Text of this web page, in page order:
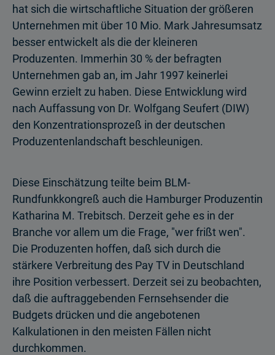
hat sich die wirtschaftliche Situation der größeren
Unternehmen mit über 10 Mio. Mark Jahresumsatz
besser entwickelt als die der kleineren
Produzenten. Immerhin 30 % der befragten
Unternehmen gab an, im Jahr 1997 keinerlei
Gewinn erzielt zu haben. Diese Entwicklung wird
nach Auffassung von Dr. Wolfgang Seufert (DIW)
den Konzentrationsprozeß in der deutschen
Produzentenlandschaft beschleunigen.
Diese Einschätzung teilte beim BLM-
Rundfunkkongreß auch die Hamburger Produzentin
Katharina M. Trebitsch. Derzeit gehe es in der
Branche vor allem um die Frage, "wer frißt wen".
Die Produzenten hoffen, daß sich durch die
stärkere Verbreitung des Pay TV in Deutschland
ihre Position verbessert. Derzeit sei zu beobachten,
daß die auftraggebenden Fernsehsender die
Budgets drücken und die angebotenen
Kalkulationen in den meisten Fällen nicht
durchkommen.